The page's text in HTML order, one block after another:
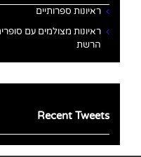
ראיונות ספרותיים
ראיונות מצולמים עם
הרשת
Recent Tweets